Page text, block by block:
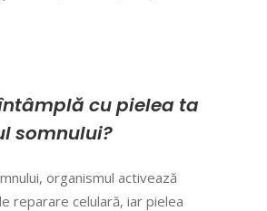
întâmplă cu pielea ta
somnului?
organismul activează
reparare celulară, iar pielea